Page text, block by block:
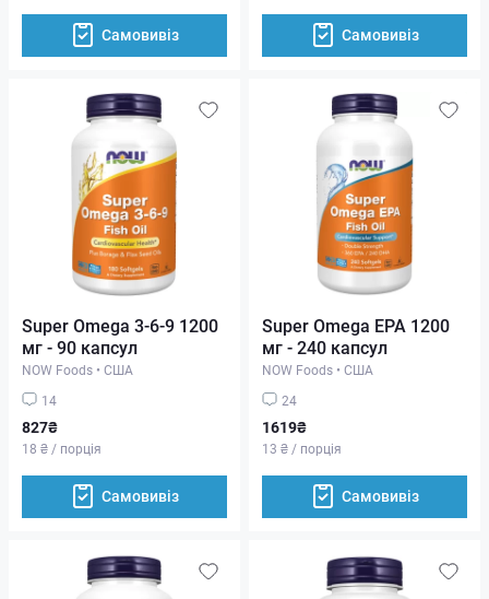
Самовивіз Самовивіз
Super Omega 3-6-9 1200
мг - 90 капсул
NOW Foods • США
14
827₴
18 ₴ / порція
Самовивіз
Super Omega EPA 1200
мг - 240 капсул
NOW Foods • США
24
1619₴
13 ₴ / порція
Самовивіз